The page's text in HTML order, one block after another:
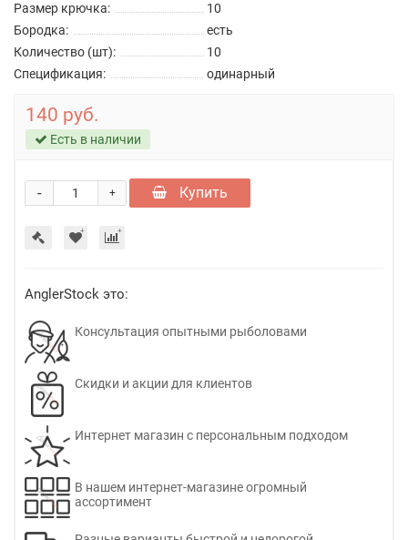
Размер крючка:
10
Бородка:
есть
Количество (шт):
10
Спецификация:
одинарный
140 руб.
Есть в наличии
+
- Купить
AnglerStock это:
Консультация опытными рыболовами
Скидки и акции для клиентов
Интернет магазин с персональным подходом
В нашем интернет-магазине огромный
ассортимент